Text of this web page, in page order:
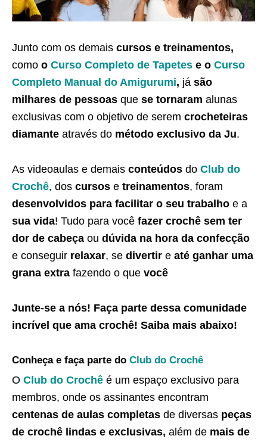
Junto com os demais cursos e treinamentos,
como o Curso Completo de Tapetes e o Curso
Completo Manual do Amigurumi, já são
milhares de pessoas que se tornaram alunas
exclusivas com o objetivo de serem crocheteiras
diamante através do método exclusivo da Ju.
As videoaulas e demais conteúdos do Club do
Crochê, dos cursos e treinamentos, foram
desenvolvidos para facilitar o seu trabalho e a
sua vida! Tudo para você fazer crochê sem ter
dor de cabeça ou dúvida na hora da confecção
e conseguir relaxar, se divertir e até ganhar uma
grana extra fazendo o que você
Junte-se a nós! Faça parte dessa comunidade
incrível que ama crochê! Saiba mais abaixo!
Conheça e faça parte do Club do Crochê
O Club do Crochê é um espaço exclusivo para
membros, onde os assinantes encontram
centenas de aulas completas de diversas peças
de crochê lindas e exclusivas, além de mais de